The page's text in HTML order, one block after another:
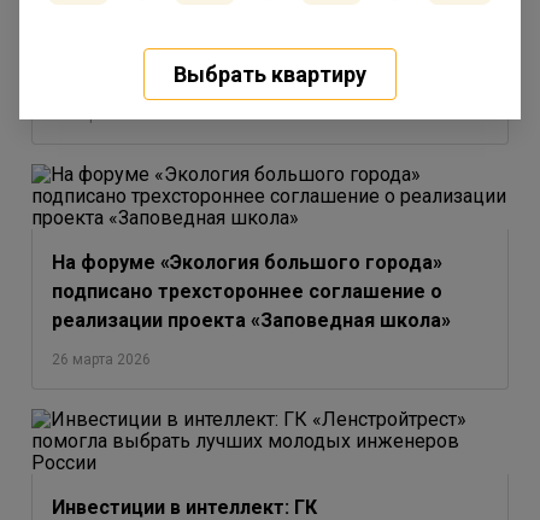
Старт продаж 5 корпуса «Янила Форест»:
природа, комфорт и готовая инфраструктура
На форуме «Экология большого города»
подписано трехстороннее соглашение о
реализации проекта «Заповедная школа»
26 марта 2026
Инвестиции в интеллект: ГК
Выбрать квартиру